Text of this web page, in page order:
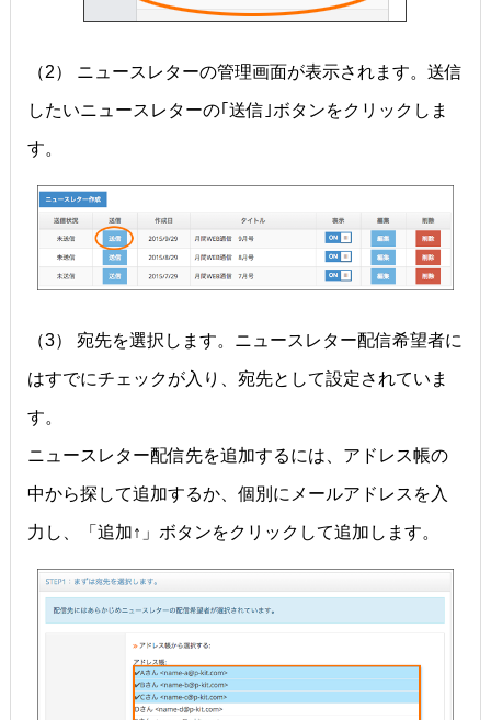
（2） ニュースレターの管理画面が表示されます。送信
したいニュースレターの｢送信｣ボタンをクリックしま
す。
（3） 宛先を選択します。ニュースレター配信希望者に
はすでにチェックが入り、宛先として設定されていま
す。
ニュースレター配信先を追加するには、アドレス帳の
中から探して追加するか、個別にメールアドレスを入
力し、「追加↑」ボタンをクリックして追加します。